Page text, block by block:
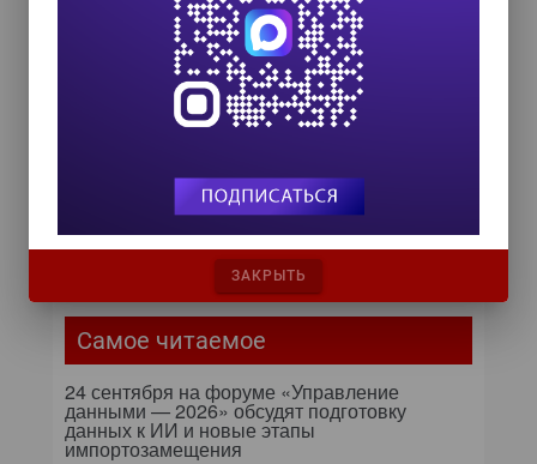
HR TECH + ИИ ТРАНСФОРМАЦИЯ 2026
8 октября 2026
как управление данными
превращает дата-каталог в
ядро контура безопасности
Самое читаемое
24 сентября на форуме «Управление
данными — 2026» обсудят подготовку
данных к ИИ и новые этапы
импортозамещения
ЗАКРЫТЬ